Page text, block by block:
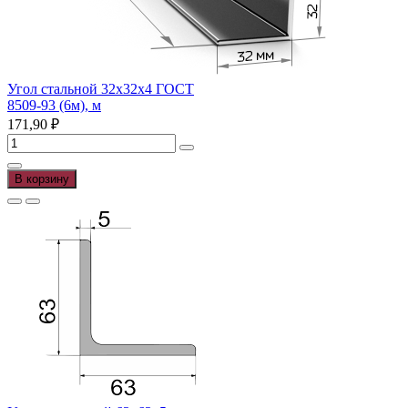
Угол стальной 32х32х4 ГОСТ
8509-93 (6м), м
171,90 ₽
Количество
товара
Угол
стальной
32х32х4
В корзину